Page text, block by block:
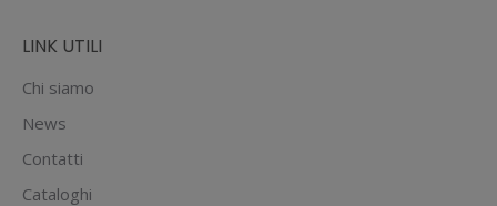
LINK UTILI
Chi siamo
News
Contatti
Cataloghi